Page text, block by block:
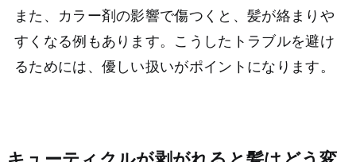
また、カラー剤の影響で傷つくと、髪が絡まりや
すくなる例もあります。こうしたトラブルを避け
るためには、優しい扱いがポイントになります。